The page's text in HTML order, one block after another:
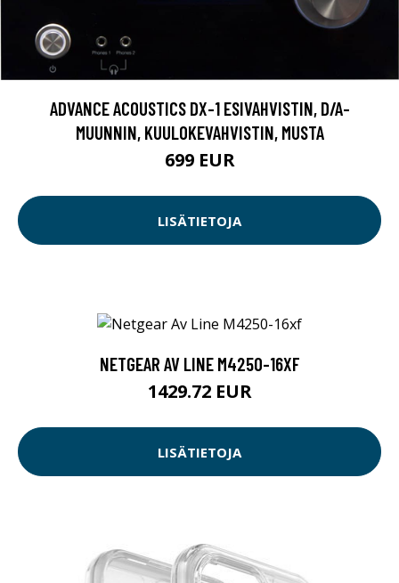
ADVANCE ACOUSTICS DX-1 ESIVAHVISTIN, D/A-
MUUNNIN, KUULOKEVAHVISTIN, MUSTA
699 EUR
LISÄTIETOJA
NETGEAR AV LINE M4250-16XF
1429.72 EUR
LISÄTIETOJA